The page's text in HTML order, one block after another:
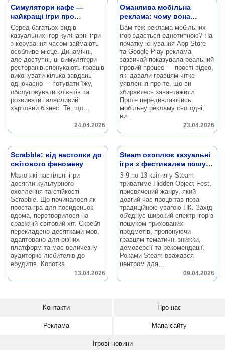
Симулятори кафе —
найкращі ігри про
керування часом
Серед багатьох видів
казуальних ігор кулінарні ігри
з керування часом займають
особливе місце. Динамічні,
але доступні, ці симулятори
ресторанів спонукають гравців
виконувати кілька завдань
одночасно — готувати їжу,
обслуговувати клієнтів та
розвивати галасливий
харчовий бізнес. Те, що…
24.04.2026
Оманлива мобільна
реклама: чому вона
працює
Вам теж реклама мобільних
ігор здається однотипною? На
початку існування App Store
та Google Play реклама
зазвичай показувала реальний
ігровий процес — прості відео,
які давали гравцям чітке
уявлення про те, що ви
збираєтесь завантажити.
Проте передивляючись
мобільну рекламу сьогодні,
ви…
23.04.2026
Scrabble: від настолки до
світового феномену
Мало які настільні ігри
досягли культурного
охоплення та стійкості
Scrabble. Що починалося як
проста гра для посиденьок
вдома, перетворилося на
сравжній світовий хіт. Скребл
перекладено десятками мов,
адаптовано для різних
платформ та має величезну
аудиторію любителів до
ерудитів. Коротка…
13.04.2026
Steam охоплює казуальні
ігри з фестивалем пошуку
предметів
З 9 по 13 квітня у Steam
триватиме Hidden Object Fest,
присвячений жанру, який
довгий час процвітав поза
традиційною увагою ПК. Захід
об'єднує широкий спектр ігор з
пошуком прихованих
предметів, пропонуючи
гравцям тематичні знижки,
демоверсії та рекомендації.
Роками Steam вважався
центром для…
09.04.2026
Контакти Про нас
Реклама Мапа сайту
Ігрові новини